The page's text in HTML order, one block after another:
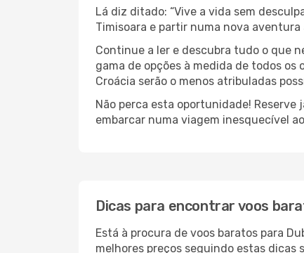
Lá diz ditado: “Vive a vida sem
Timisoara e partir numa nova aventura
Continue a ler e descubra tudo o que
gama de opções à medida de todos os
Croácia serão o menos atribuladas
Não perca esta oportunidade! Reserve
embarcar numa viagem inesquecível
Dicas para encontrar voos
Está à procura de voos baratos para
melhores preços seguindo estas dicas